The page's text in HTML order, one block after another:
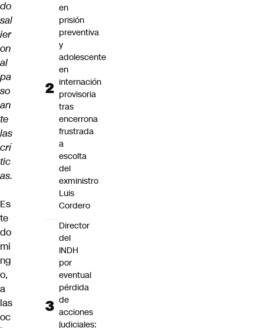
do
sal
ier
on
al
pa
so
an
te
las
crí
tic
as.
Es
te
do
mi
ng
o,
a
las
oc
en
prisión
preventiva
y
adolescente
en
internación
provisoria
tras
encerrona
frustrada
a
escolta
del
exministro
Luis
Cordero
Director
del
INDH
por
eventual
pérdida
de
acciones
judiciales: